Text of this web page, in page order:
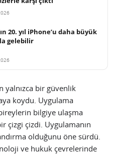
20. yıl iPhone’u daha büyük
gelebilir
yalnızca bir güvenlik
koydu. Uygulama
bilgiye ulaşma
çizgi çizdi. Uygulamanın
olduğunu öne sürdü.
ve hukuk çevrelerinde